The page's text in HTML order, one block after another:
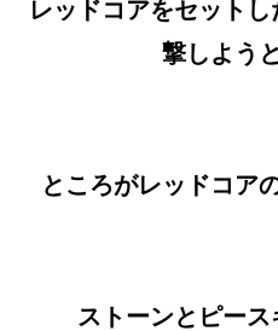
レッドコアをセット
撃しよう
ところがレッドコア
ストーンとピース